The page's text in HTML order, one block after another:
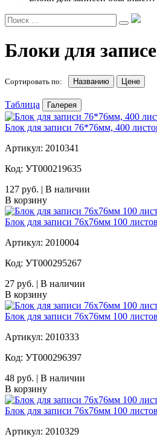
Блоки для
Сортировать по: Названию Цене
Таблица Галерея
Блок для записи 76*76мм, 400
Артикул: 2010341
Код: УТ000219635
127 руб. | В наличии
В корзину
Блок для записи 76x76мм 100
Артикул: 2010004
Код: УТ000295267
27 руб. | В наличии
В корзину
Блок для записи 76x76мм 100
Артикул: 2010333
Код: УТ000296397
48 руб. | В наличии
В корзину
Блок для записи 76x76мм 100
Артикул: 2010329